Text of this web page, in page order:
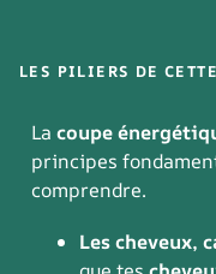
LES PILIERS DE
La coupe
principes
comprendre.
Les cheveux,